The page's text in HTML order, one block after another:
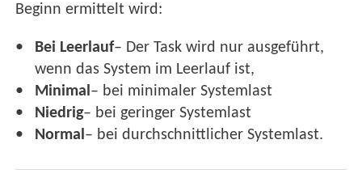
Beginn ermittelt wird:
Bei Leerlauf– Der Task wird nur ausgeführt,
wenn das System im Leerlauf ist,
Minimal – bei minimaler Systemlast
Niedrig– bei geringer Systemlast
Normal – bei durchschnittlicher Systemlast.